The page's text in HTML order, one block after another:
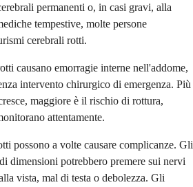
permanenti o, in casi gravi, alla
tempestive, molte persone
cerebrali rotti.
causano emorragie interne nell'addome,
intervento chirurgico di emergenza. Più
maggiore è il rischio di rottura,
attentamente.
possono a volte causare complicanze. Gli
dimensioni potrebbero premere sui nervi
vista, mal di testa o debolezza. Gli